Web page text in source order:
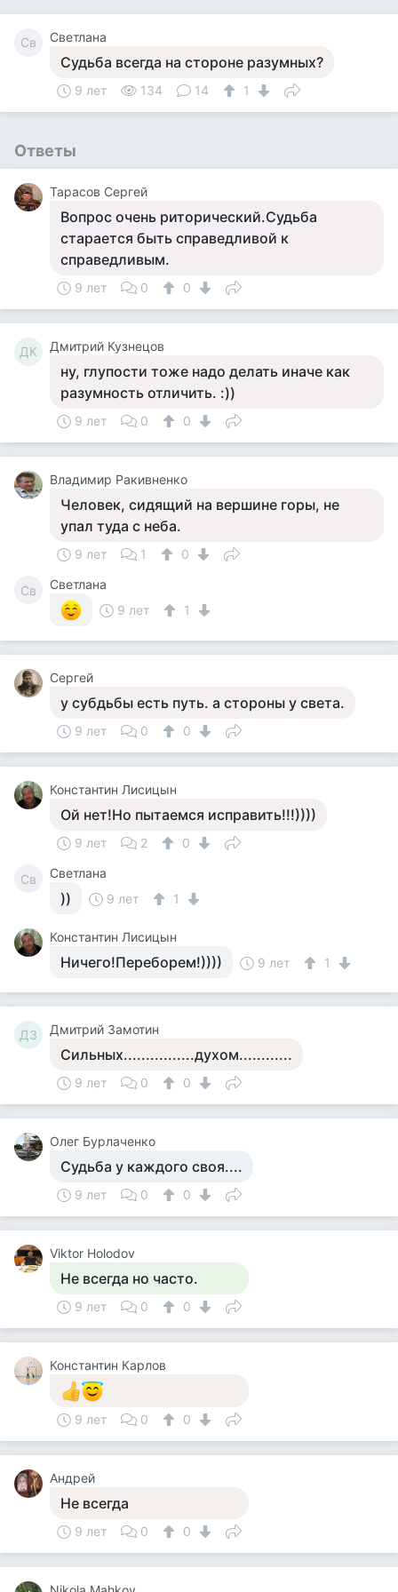
Св Светлана
Судьба всегда на стороне разумных?
9 лет 134 14 1
Ответы
Тарасов Сергей
Вопрос очень риторический.Судьба
старается быть справедливой к
справедливым.
9 лет 0 0
ДК Дмитрий Кузнецов
ну, глупости тоже надо делать иначе как
разумность отличить. :))
9 лет 0 0
Владимир Ракивненко
Человек, сидящий на вершине горы, не
упал туда с неба.
9 лет 1 0
Св
Светлана
9 лет
1
Сергей
у субдьбы есть путь. а стороны у света.
9 лет 0 0
Константин Лисицын
Ой нет!Но пытаемся исправить!!!))))
9 лет 2 0
Св Светлана
)) 9 лет 1
Константин Лисицын
Ничего!Переборем!)))) 9 лет 1
ДЗ Дмитрий Замотин
Сильных................духом............
9 лет 0 0
Олег Бурлаченко
Судьба у каждого своя....
9 лет 0 0
Viktor Holodov
Не всегда но часто.
9 лет 0 0
Константин Карлов
9 лет 0 0
Андрей
Не всегда
9 лет 0 0